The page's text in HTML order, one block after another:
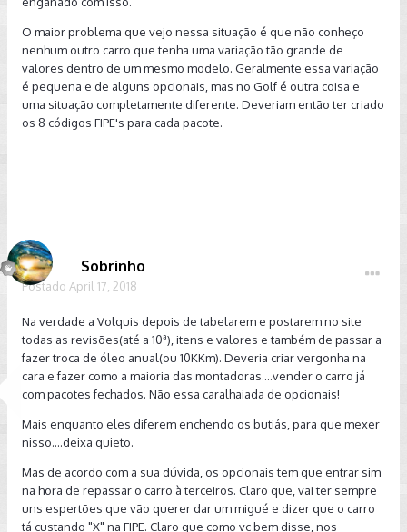
O maior problema que vejo nessa situação é que não conheço
nenhum outro carro que tenha uma variação tão grande de
valores dentro de um mesmo modelo. Geralmente essa variação
é pequena e de alguns opcionais, mas no Golf é outra coisa e
uma situação completamente diferente. Deveriam então ter criado
os 8 códigos FIPE's para cada pacote.
Sobrinho
Postado April 17, 2018
Na verdade a Volquis depois de tabelarem e postarem no site
todas as revisões(até a 10ª), itens e valores e também de passar a
fazer troca de óleo anual(ou 10KKm). Deveria criar vergonha na
cara e fazer como a maioria das montadoras....vender o carro já
com pacotes fechados. Não essa caralhaiada de opcionais!
Mais enquanto eles diferem enchendo os butiás, para que mexer
nisso....deixa quieto.
Mas de acordo com a sua dúvida, os opcionais tem que entrar sim
na hora de repassar o carro à terceiros. Claro que, vai ter sempre
uns espertões que vão querer dar um migué e dizer que o carro
tá custando "X" na FIPE. Claro que como vc bem disse, nos